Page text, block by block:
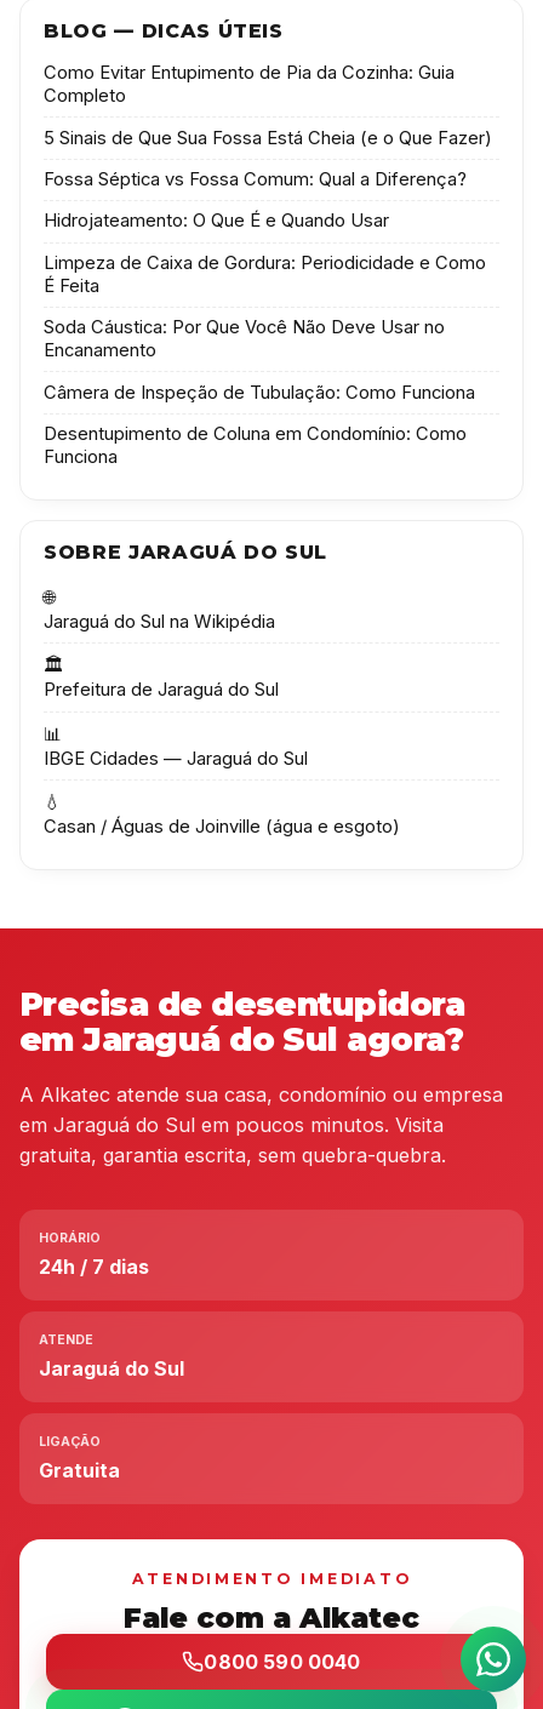
BLOG — DICAS ÚTEIS
Como Evitar Entupimento de Pia da Cozinha: Guia
Completo
5 Sinais de Que Sua Fossa Está Cheia (e o Que Fazer)
Fossa Séptica vs Fossa Comum: Qual a Diferença?
Hidrojateamento: O Que É e Quando Usar
Limpeza de Caixa de Gordura: Periodicidade e Como
É Feita
Soda Cáustica: Por Que Você Não Deve Usar no
Encanamento
Câmera de Inspeção de Tubulação: Como Funciona
Desentupimento de Coluna em Condomínio: Como
Funciona
SOBRE JARAGUÁ DO SUL
🌐
Jaraguá do Sul na Wikipédia
🏛️
Prefeitura de Jaraguá do Sul
📊
IBGE Cidades — Jaraguá do Sul
💧
Casan / Águas de Joinville (água e esgoto)
Precisa de desentupidora
em Jaraguá do Sul agora?
A Alkatec atende sua casa, condomínio ou empresa
em Jaraguá do Sul em poucos minutos. Visita
gratuita, garantia escrita, sem quebra-quebra.
HORÁRIO
24h / 7 dias
ATENDE
Jaraguá do Sul
LIGAÇÃO
Gratuita
ATENDIMENTO IMEDIATO
Fale com a Alkatec
0800 590 0040